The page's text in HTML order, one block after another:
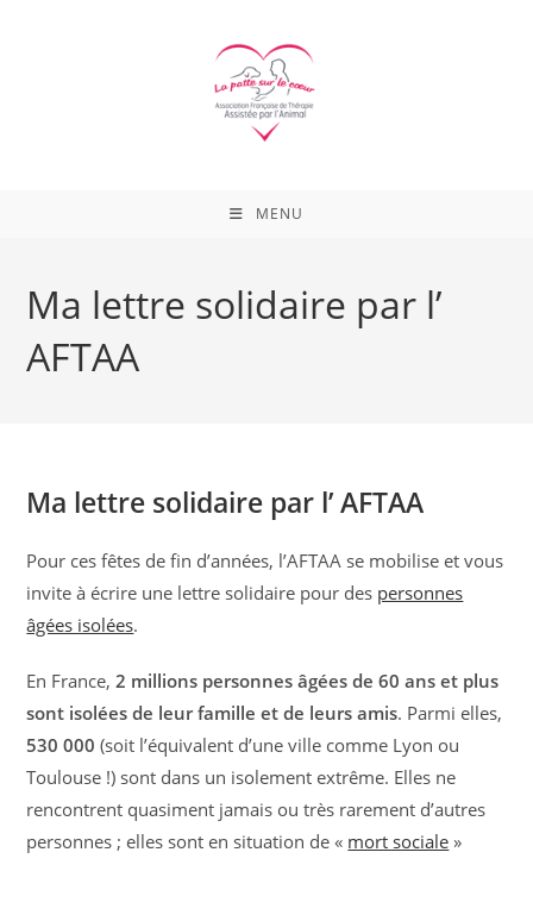
MENU
Ma lettre solidaire par l’
AFTAA
Ma lettre solidaire par l’ AFTAA
Pour ces fêtes de fin d’années, l’AFTAA se mobilise et vous
invite à écrire une lettre solidaire pour des personnes
âgées isolées.
En France,2 millions personnes âgées de 60 ans et plus
sont isolées de leur famille et de leurs amis. Parmi elles,
530 000 (soit l’équivalent d’une ville comme Lyon ou
Toulouse !) sont dans un isolement extrême. Elles ne
rencontrent quasiment jamais ou très rarement d’autres
personnes ; elles sont en situation de « mort sociale »